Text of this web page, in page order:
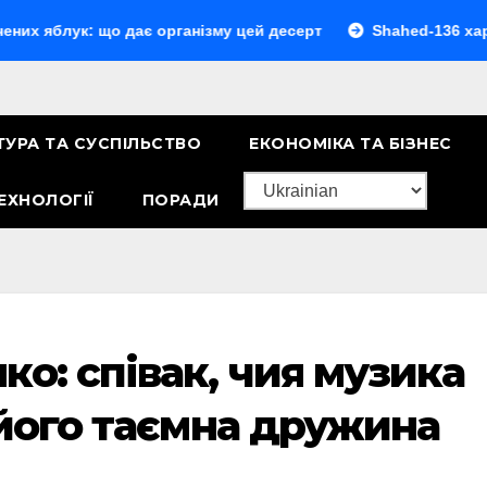
що дає організму цей десерт Shahed-136
ТА СУСПІЛЬСТВО ЕКОНОМІКА ТА БІЗНЕС
ПОРАДИ
співак, чия музика
таємна дружина